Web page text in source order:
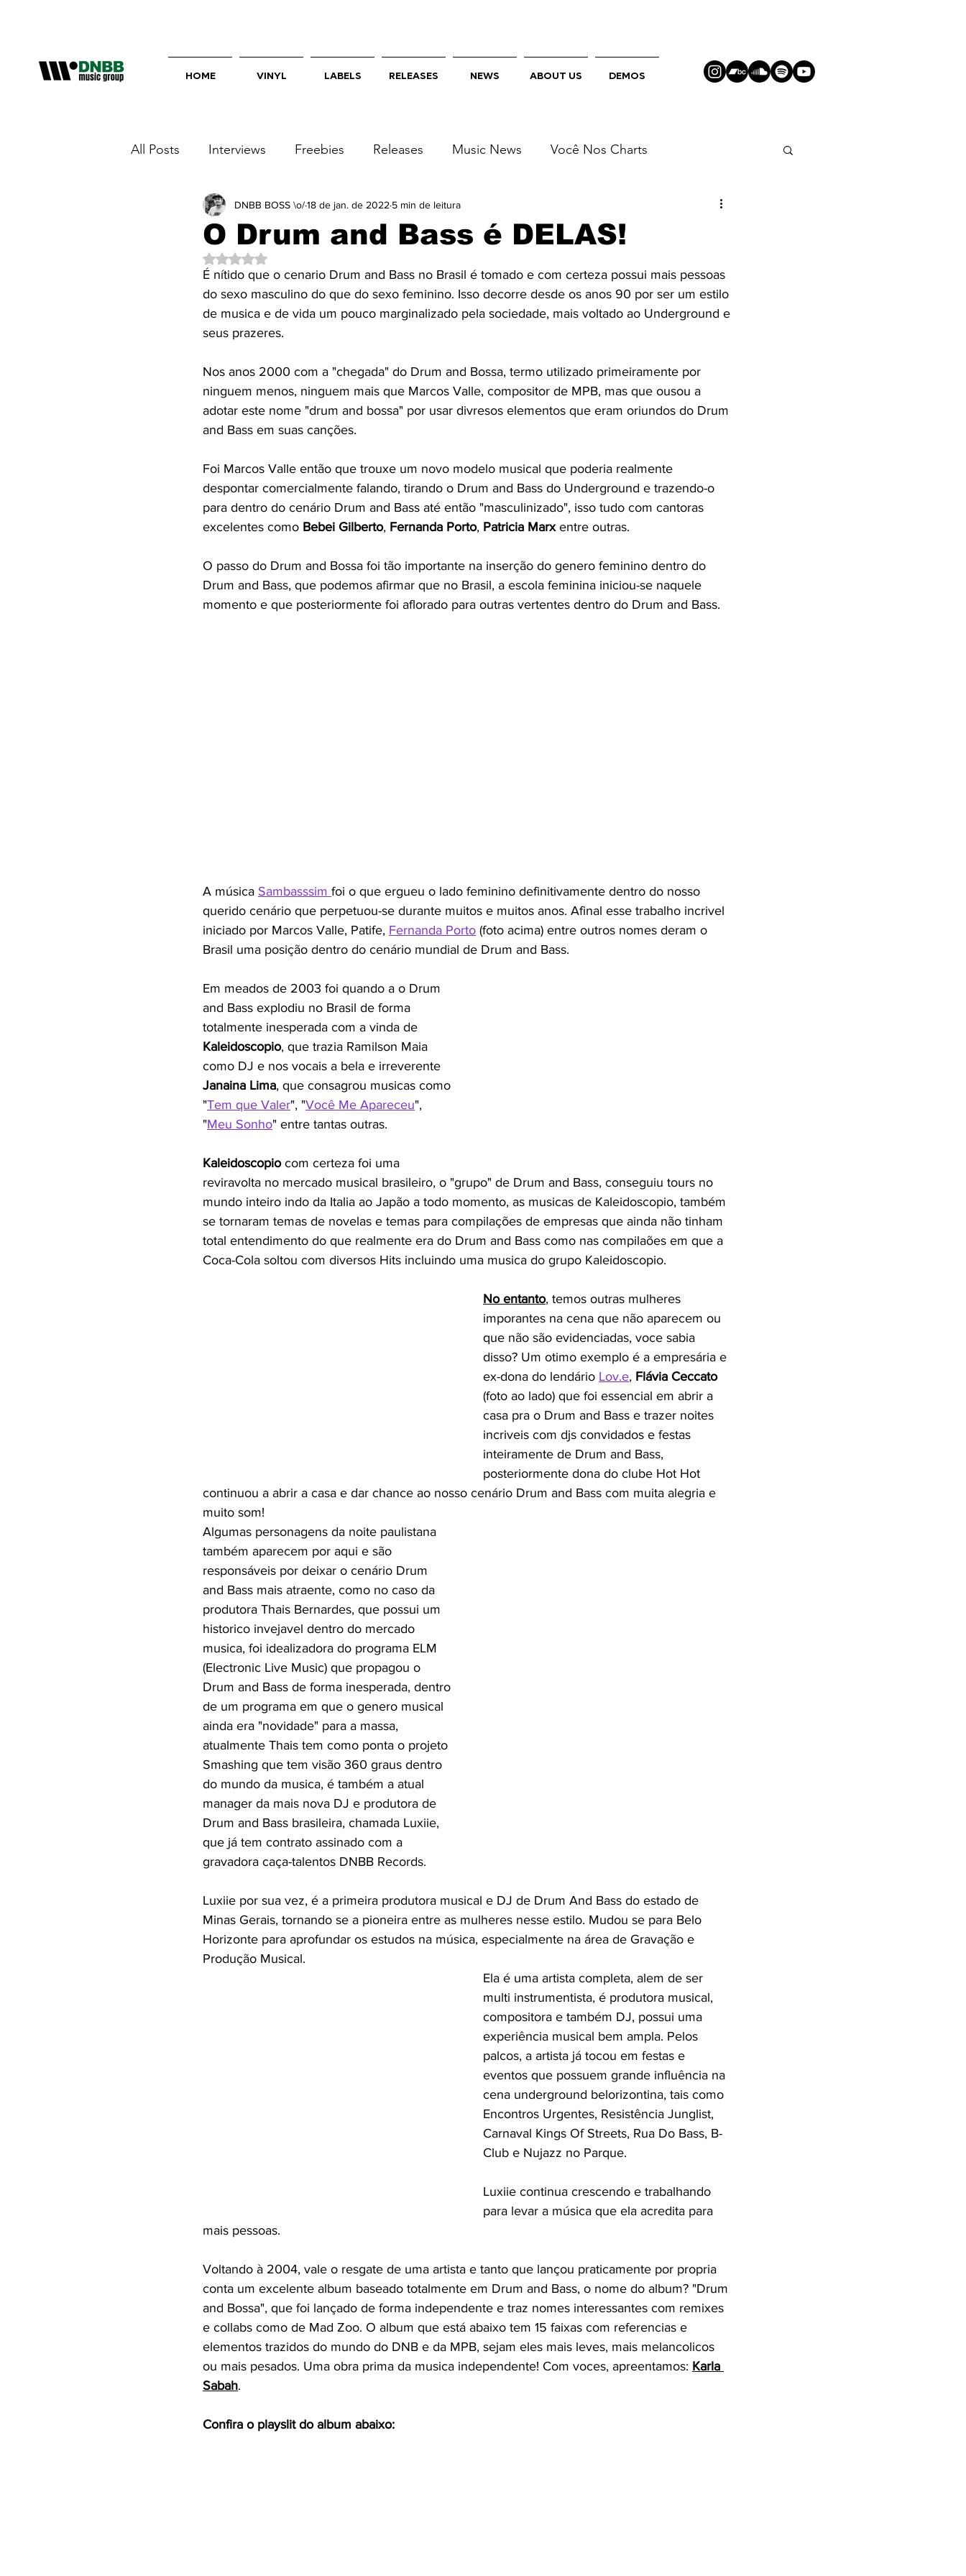
HOME VINYL LABELS RELEASES NEWS ABOUT US DEMOS
All Posts Interviews Freebies Releases Music News Você Nos Charts
Você Nos Charts! netsky Bebe Rexha
O Drum and Bass é DELAS!
DNBB BOSS \o/18 de jan. de 2022 5 min de leitura
Avaliado com NaN de 5 estrelas.
É nítido que o cenario Drum and Bass no Brasil é tomado e com certeza possui mais pessoas
do sexo masculino do que do sexo feminino. Isso decorre desde os anos 90 por ser um estilo
de musica e de vida um pouco marginalizado pela sociedade, mais voltado ao Underground e
seus prazeres.
Nos anos 2000 com a "chegada" do Drum and Bossa, termo utilizado primeiramente por
ninguem menos, ninguem mais que Marcos Valle, compositor de MPB, mas que ousou a
adotar este nome "drum and bossa" por usar divresos elementos que eram oriundos do Drum
and Bass em suas canções.
Foi Marcos Valle então que trouxe um novo modelo musical que poderia realmente
despontar comercialmente falando, tirando o Drum and Bass do Underground e trazendo-o
para dentro do cenário Drum and Bass até então "masculinizado", isso tudo com cantoras
excelentes como Bebei Gilberto, Fernanda Porto, Patricia Marx entre outras.
O passo do Drum and Bossa foi tão importante na inserção do genero feminino dentro do
Drum and Bass, que podemos afirmar que no Brasil, a escola feminina iniciou-se naquele
momento e que posteriormente foi aflorado para outras vertentes dentro do Drum and Bass.
A música Sambasssim foi o que ergueu o lado feminino definitivamente dentro do nosso
querido cenário que perpetuou-se durante muitos e muitos anos. Afinal esse trabalho incrivel
iniciado por Marcos Valle, Patife, Fernanda Porto (foto acima) entre outros nomes deram o
Brasil uma posição dentro do cenário mundial de Drum and Bass.
Em meados de 2003 foi quando a o Drum
and Bass explodiu no Brasil de forma
totalmente inesperada com a vinda de
Kaleidoscopio, que trazia Ramilson Maia
como DJ e nos vocais a bela e irreverente
Janaina Lima, que consagrou musicas como
"Tem que Valer", "Você Me Apareceu",
"Meu Sonho" entre tantas outras.
Kaleidoscopio com certeza foi uma
reviravolta no mercado musical brasileiro, o "grupo" de Drum and Bass, conseguiu tours no
mundo inteiro indo da Italia ao Japão a todo momento, as musicas de Kaleidoscopio, também
se tornaram temas de novelas e temas para compilações de empresas que ainda não tinham
total entendimento do que realmente era do Drum and Bass como nas compilaões em que a
Coca-Cola soltou com diversos Hits incluindo uma musica do grupo Kaleidoscopio.
No entanto, temos outras mulheres
imporantes na cena que não aparecem ou
que não são evidenciadas, voce sabia
disso? Um otimo exemplo é a empresária e
ex-dona do lendário Lov.e, Flávia Ceccato
(foto ao lado) que foi essencial em abrir a
casa pra o Drum and Bass e trazer noites
incriveis com djs convidados e festas
inteiramente de Drum and Bass,
posteriormente dona do clube Hot Hot
continuou a abrir a casa e dar chance ao nosso cenário Drum and Bass com muita alegria e
muito som!
Algumas personagens da noite paulistana
também aparecem por aqui e são
responsáveis por deixar o cenário Drum
and Bass mais atraente, como no caso da
produtora Thais Bernardes, que possui um
historico invejavel dentro do mercado
musica, foi idealizadora do programa ELM
(Electronic Live Music) que propagou o
Drum and Bass de forma inesperada, dentro
de um programa em que o genero musical
ainda era "novidade" para a massa,
atualmente Thais tem como ponta o projeto
Smashing que tem visão 360 graus dentro
do mundo da musica, é também a atual
manager da mais nova DJ e produtora de
Drum and Bass brasileira, chamada Luxiie,
que já tem contrato assinado com a
gravadora caça-talentos DNBB Records.
Luxiie por sua vez, é a primeira produtora musical e DJ de Drum And Bass do estado de
Minas Gerais, tornando se a pioneira entre as mulheres nesse estilo. Mudou se para Belo
Horizonte para aprofundar os estudos na música, especialmente na área de Gravação e
Produção Musical.
Ela é uma artista completa, alem de ser
multi instrumentista, é produtora musical,
compositora e também DJ, possui uma
experiência musical bem ampla. Pelos
palcos, a artista já tocou em festas e
eventos que possuem grande influência na
cena underground belorizontina, tais como
Encontros Urgentes, Resistência Junglist,
Carnaval Kings Of Streets, Rua Do Bass, B-
Club e Nujazz no Parque.
Luxiie continua crescendo e trabalhando
para levar a música que ela acredita para
mais pessoas.
Voltando à 2004, vale o resgate de uma artista e tanto que lançou praticamente por propria
conta um excelente album baseado totalmente em Drum and Bass, o nome do album? "Drum
and Bossa", que foi lançado de forma independente e traz nomes interessantes com remixes
e collabs como de Mad Zoo. O album que está abaixo tem 15 faixas com referencias e
elementos trazidos do mundo do DNB e da MPB, sejam eles mais leves, mais melancolicos
ou mais pesados. Uma obra prima da musica independente! Com voces, apreentamos: Karla
Sabah.
Confira o playslit do album abaixo: